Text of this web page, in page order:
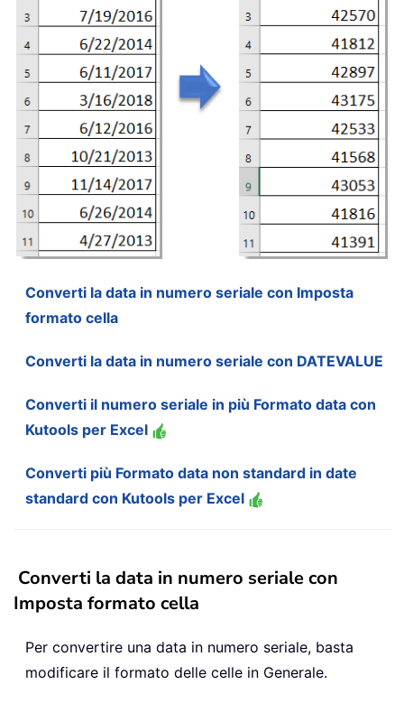
Converti la data in numero seriale con Imposta
formato cella
Converti la data in numero seriale con DATEVALUE
Converti il numero seriale in più Formato data con
Kutools per Excel
Converti più Formato data non standard in date
standard con Kutools per Excel
Converti la data in numero seriale con
Imposta formato cella
Per convertire una data in numero seriale, basta
modificare il formato delle celle in Generale.